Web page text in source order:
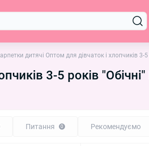
дитячі Оптом для дівчаток і хлопчиків 3-
3-5 років
Питання 0 Рекомендуємо